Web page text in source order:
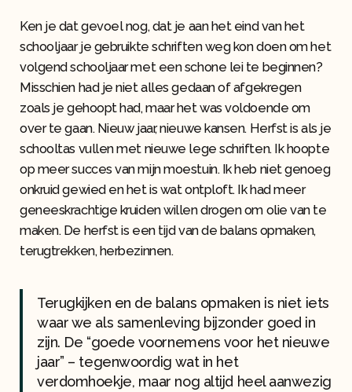
Ken je dat gevoel nog, dat je aan het eind van het
schooljaar je gebruikte schriften weg kon doen om het
volgend schooljaar met een schone lei te beginnen?
Misschien had je niet alles gedaan of afgekregen
zoals je gehoopt had, maar het was voldoende om
over te gaan. Nieuw jaar, nieuwe kansen. Herfst is als je
schooltas vullen met nieuwe lege schriften. Ik hoopte
op meer succes van mijn moestuin. Ik heb niet genoeg
onkruid gewied en het is wat ontploft. Ik had meer
geneeskrachtige kruiden willen drogen om olie van te
maken. De herfst is een tijd van de balans opmaken,
terugtrekken, herbezinnen.
Terugkijken en de balans opmaken is niet iets
waar we als samenleving bijzonder goed in
zijn. De “goede voornemens voor het nieuwe
jaar” – tegenwoordig wat in het
verdomhoekje, maar nog altijd heel aanwezig